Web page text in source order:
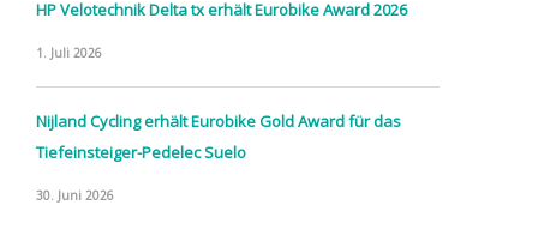
HP Velotechnik Delta tx erhält Eurobike Award 2026
1. Juli 2026
Nijland Cycling erhält Eurobike Gold Award für das
Tiefeinsteiger-Pedelec Suelo
30. Juni 2026